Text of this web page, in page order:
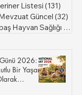
Listesi (131)
Güncel (32)
Hayvan Sağlığı (6)
2026:
Bir Yaşam